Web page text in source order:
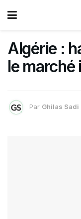
Algérie :
le
Par Ghilas Sadi